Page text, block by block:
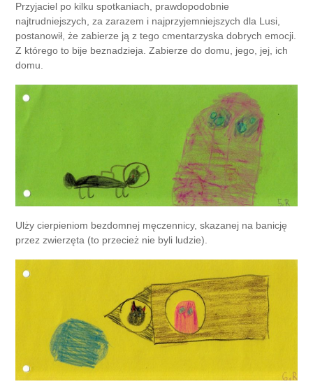
Przyjaciel po kilku spotkaniach, prawdopodobnie
najtrudniejszych, za zarazem i najprzyjemniejszych dla Lusi,
postanowił, że zabierze ją z tego cmentarzyska dobrych emocji.
Z którego to bije beznadzieja. Zabierze do domu, jego, jej, ich
domu.
Ulży cierpieniom bezdomnej męczennicy, skazanej na banicję
przez zwierzęta (to przecież nie byli ludzie).